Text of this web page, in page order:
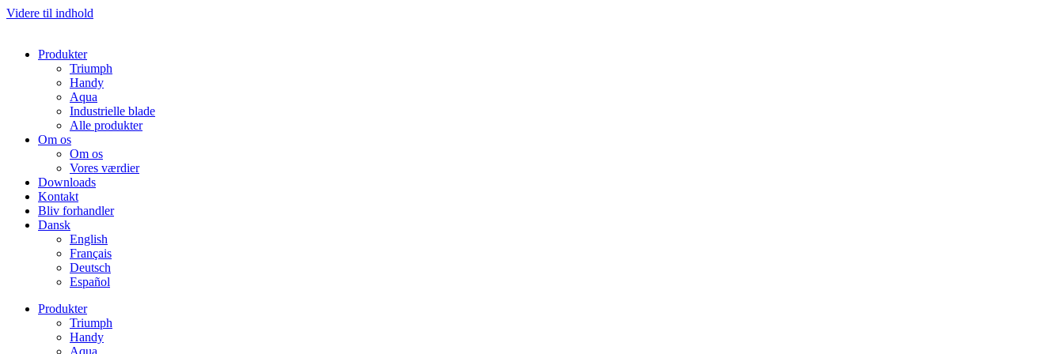
Videre til indhold
Produkter
Triumph
Handy
Aqua
Industrielle blade
Alle produkter
Om os
Om os
Vores værdier
Downloads
Kontakt
Bliv forhandler
Dansk
English
Français
Deutsch
Español
Produkter
Triumph
Handy
Aqua